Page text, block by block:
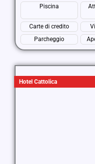
Piscina
Carte di credito
Parcheggio
Hotel Cattolica